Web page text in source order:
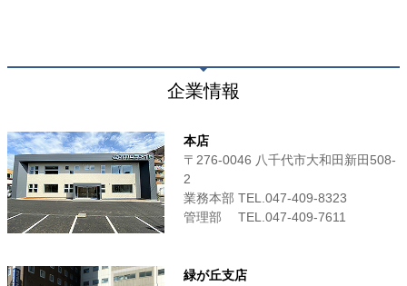
企業情報
本店
〒276-0046 八千代市大和田新田508-
2
業務本部 TEL.047-409-8323
管理部 TEL.047-409-7611
緑が丘支店